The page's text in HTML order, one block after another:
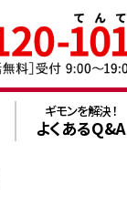
ギモンを解決！
よくあるQ&A